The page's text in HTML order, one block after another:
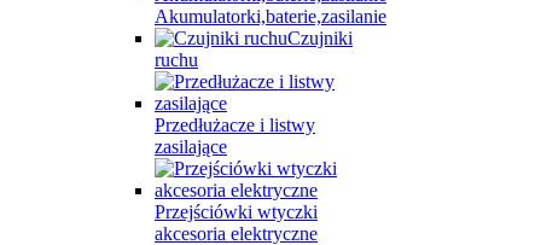
Akumulatorki,baterie,zasilanie
Czujniki
ruchu
Przedłużacze i listwy
zasilające
Przejściówki wtyczki
akcesoria elektryczne